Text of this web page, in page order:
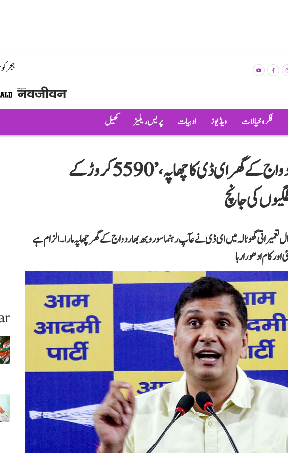
ہجر
فکر و خیالات ویڈیوز ادبیات پریس ریلیز کھیل
عآپ رہنما سوربھ بھاردواج کے گھر ای ڈی کا چھاپہ، ’5590 کروڑ کے
کی جانچ
ہسپتال تعمیراتی گھوٹالہ میں ای ڈی نے عآپ رہنما سوروبھ بھاردواج کے گھر چھاپہ مارا۔ الزام ہے
کام ادھورا رہا